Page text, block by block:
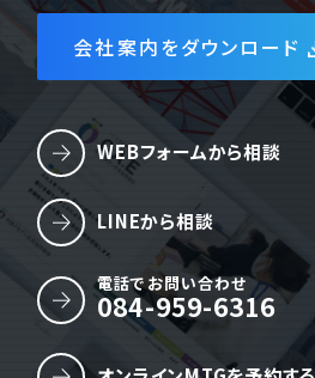
会社案内をダウンロード
WEBフォームから相談
LINEから相談
電話でお問い合わせ
084-959-6316